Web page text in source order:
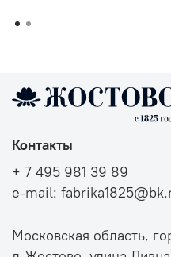
Контакты
+ 7 495 981 39 89
e-mail:
Московская область,